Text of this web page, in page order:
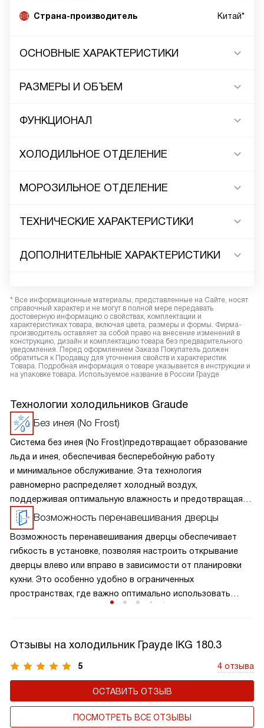
Страна-производитель Китай*
ОСНОВНЫЕ ХАРАКТЕРИСТИКИ
РАЗМЕРЫ И ОБЪЕМ
ФУНКЦИОНАЛ
ХОЛОДИЛЬНОЕ ОТДЕЛЕНИЕ
МОРОЗИЛЬНОЕ ОТДЕЛЕНИЕ
ТЕХНИЧЕСКИЕ ХАРАКТЕРИСТИКИ
ДОПОЛНИТЕЛЬНЫЕ ХАРАКТЕРИСТИКИ
* Все информационные материалы, представленные на Сайте, носят
справочный характер и не могут в полной мере передавать
достоверную информацию о свойствах, комплектации и
характеристиках товара, включая цвета, размеры и формы. Фирма-
производитель оставляет за собой право на внесение изменений в
конструкцию, дизайн и комплектацию товара без предварительного
уведомления. Перед оформлением Заказа Покупатель должен
обратиться к Продавцу для уточнения свойств и характеристик
Товара. Подробная информация о товаре указывается в инструкции и
на упаковке товара. Используемое название в России Грауде
Технологии холодильников Graude
Без инея (No Frost)
Система без инея (No Frost)предотвращает образование
льда и инея, обеспечивая бесперебойную работу
и минимальное обслуживание. Эта технология
равномерно распределяет холодный воздух,
поддерживая оптимальную влажность и предотвращая
накопление льда. No Frost обеспечивает более
эффективное охлаждение, продлевает срок службы
продуктов и экономит ваше время, устраняя
необходимость регулярного размораживания.
Возможность перенавешивания дверцы
Возможность перенавешивания дверцы обеспечивает
гибкость в установке, позволяя настроить открывание
дверцы влево или вправо в зависимости от планировки
кухни. Это особенно удобно в ограниченных
пространствах, где важно оптимально использовать
Отзывы на холодильник Грауде IKG 180.3
5 4 отзыва
ОСТАВИТЬ ОТЗЫВ
ПОСМОТРЕТЬ ВСЕ ОТЗЫВЫ